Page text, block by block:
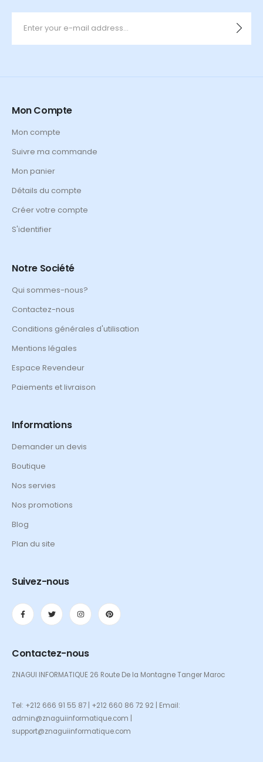
Mon Compte
Mon compte
Suivre ma commande
Mon panier
Détails du compte
Créer votre compte
S'identifier
Notre Société
Qui sommes-nous?
Contactez-nous
Conditions générales d'utilisation
Mentions légales
Espace Revendeur
Paiements et livraison
Informations
Demander un devis
Boutique
Nos servies
Nos promotions
Blog
Plan du site
Suivez-nous
Contactez-nous
ZNAGUI INFORMATIQUE 26 Route De la Montagne Tanger Maroc
Tel: +212 666 91 55 87 | +212 660 86 72 92 | Email:
admin@znaguiinformatique.com |
support@znaguiinformatique.com